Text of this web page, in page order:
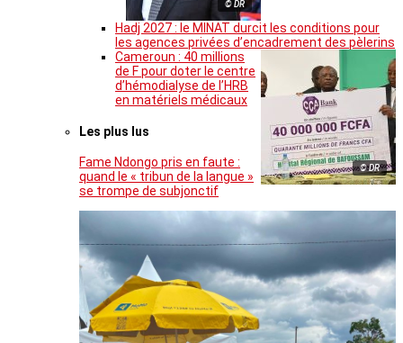
© DR
Hadj 2027 : le MINAT durcit les conditions pour
les agences privées d’encadrement des pèlerins
© DR
Cameroun : 40 millions
de F pour doter le centre
d’hémodialyse de l’HRB
en matériels médicaux
Les plus lus
Fame Ndongo pris en faute :
quand le « tribun de la langue »
se trompe de subjonctif